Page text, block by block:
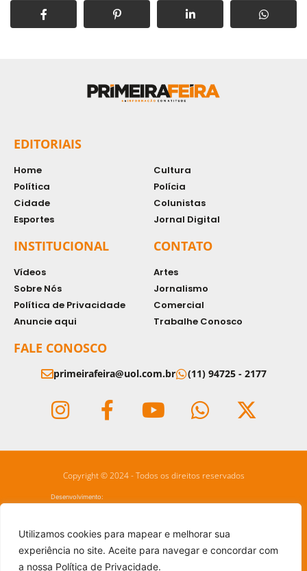
Utilizamos cookies para mapear e melhorar sua
experiência no site. Aceite para navegar e concordar com
a nossa Política de Privacidade.
EDITORIAIS
Home
Política
Cidade
Esportes
Cultura
Polícia
Colunistas
Jornal Digital
INSTITUCIONAL
Vídeos
Sobre Nós
Política de Privacidade
Anuncie aqui
CONTATO
Artes
Jornalismo
Comercial
Trabalhe Conosco
FALE CONOSCO
primeirafeira@uol.com.br (11) 94725 - 2177
Copyright © 2024 - Todos os direitos reservados
Desenvolvimento: